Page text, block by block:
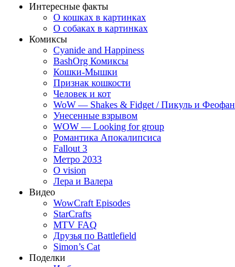
Интересные факты
О кошках в картинках
О собаках в картинках
Комиксы
Cyanide and Happiness
BashOrg Комиксы
Кошки-Мышки
Признак кошкости
Человек и кот
WoW — Shakes & Fidget / Пикуль и Феофан
Унесенные взрывом
WOW — Looking for group
Романтика Апокалипсиса
Fallout 3
Метро 2033
O vision
Лера и Валера
Видео
WowCraft Episodes
StarCrafts
MTV FAQ
Друзья по Battlefield
Simon’s Cat
Поделки